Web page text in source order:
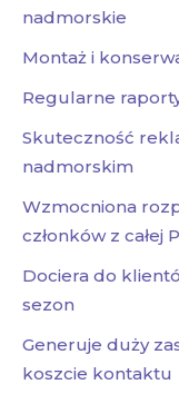
nadmorskie
Montaż i
Regularne
Skuteczność
nadmorskim
Wzmocniona
członków z całej
Dociera do
sezon
Generuje duży
koszcie kontaktu